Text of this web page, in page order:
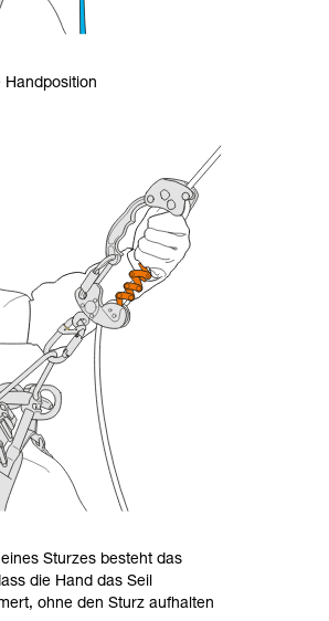
Handposition
Sturzes besteht das
die Hand das Seil
ohne den Sturz aufhalten